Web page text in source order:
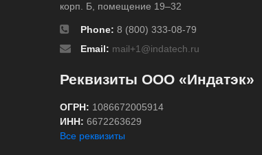
корп. Б, помещение 19–32
Phone: 8 (800) 333-08-79
Email: mail+1@indatech.ru
Реквизиты ООО «Индатэк»
ОГРН: 1086672005914
ИНН: 6672263629
Все реквизиты